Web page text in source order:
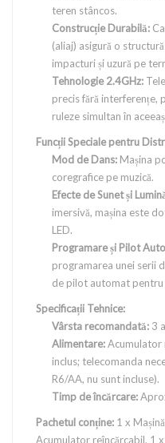
teren stâncos.
Construcție Durabilă:
(aliaj) asigură o
impacturi și uzură pe
Tehnologie 2.4GHz:
precis fără interferențe,
ruleze simultan în
Funcții Speciale pentru
Mod de Dans: Mașina
coregrafice pe muzică.
Efecte de Sunet și
imersivă, mașina este
LED.
Programare și Pilot
programarea unei serii
de pilot automat
Specificații Tehnice:
Vârsta recomandată: 3
Alimentare:Acumulator
inclus; telecomanda
R6/AA, nu sunt incluse).
Timp de încărcare:
Pachetul conține: 1 x
Acumulator reîncărcabil, 1